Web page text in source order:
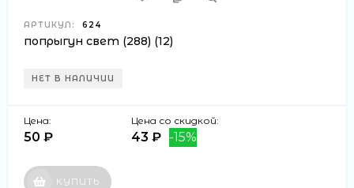
АРТИКУЛ: 624
попрыгун свет (288) (12)
НЕТ В НАЛИЧИИ
Цена:
50 ₽
Цена со скидкой:
43 ₽ -15%
КУПИТЬ